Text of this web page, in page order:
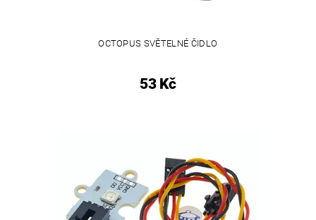
OCTOPUS SVĚTELNÉ ČIDLO
53 Kč